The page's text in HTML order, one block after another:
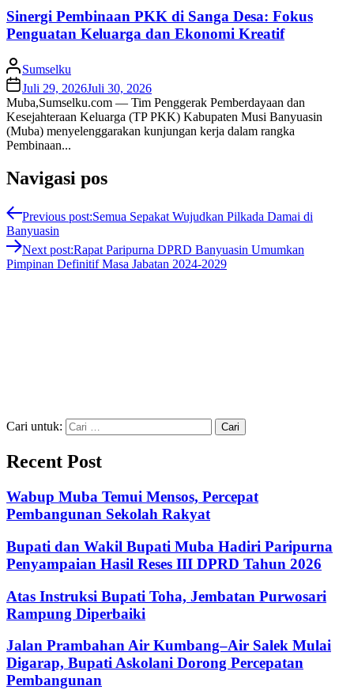
Sinergi Pembinaan PKK di Sanga Desa: Fokus
Penguatan Keluarga dan Ekonomi Kreatif
Sumselku
Juli 29, 2026Juli 30, 2026
Muba,Sumselku.com — Tim Penggerak Pemberdayaan dan
Kesejahteraan Keluarga (TP PKK) Kabupaten Musi Banyuasin
(Muba) menyelenggarakan kunjungan kerja dalam rangka
Pembinaan...
Navigasi pos
Previous post:Semua Sepakat Wujudkan Pilkada Damai di
Banyuasin
Next post:Rapat Paripurna DPRD Banyuasin Umumkan
Pimpinan Definitif Masa Jabatan 2024-2029
Cari untuk:
Recent Post
Wabup Muba Temui Mensos, Percepat
Pembangunan Sekolah Rakyat
Bupati dan Wakil Bupati Muba Hadiri Paripurna
Penyampaian Hasil Reses III DPRD Tahun 2026
Atas Instruksi Bupati Toha, Jembatan Purwosari
Rampung Diperbaiki
Jalan Prambahan Air Kumbang–Air Salek Mulai
Digarap, Bupati Askolani Dorong Percepatan
Pembangunan